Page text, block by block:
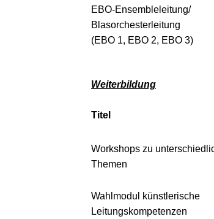
EBO-Ensembleleitung/
Blasorchesterleitung
(EBO 1, EBO 2, EBO 3)
Weiterbildung
Titel
Workshops zu
Themen
Wahlmodul künstlerische
Leitungskompetenzen